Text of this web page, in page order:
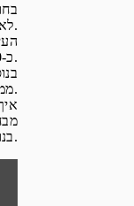
לאורך כל השנה, כמות המשקעים גדולה - בקיץ יש כ-12-13 ימי גשם בממוצע - ולכן מומלץ להיערך בהתאם.
כ-800 מבנים בסגנון האר-נובו ובאופן כללי מדובר בעיר בעלת אדריכלות מגוונת ושובת לב.
ממערב לריגה.
בנוחות ובמהירות.